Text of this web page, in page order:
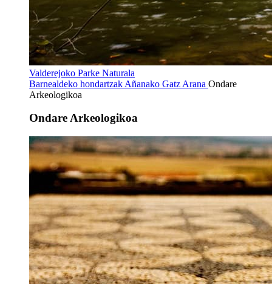
Valderejoko Parke Naturala
Barnealdeko hondartzak Añanako Gatz Arana Ondare
Arkeologikoa
Ondare Arkeologikoa